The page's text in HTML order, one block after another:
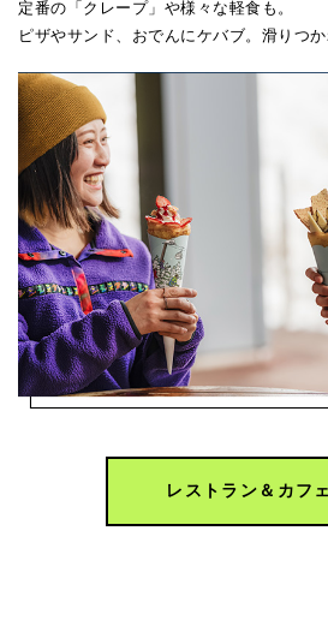
定番の「クレープ」や様々な軽食も。
ピザやサンド、おでんにケバブ。滑りつ
レストラン＆カフェ